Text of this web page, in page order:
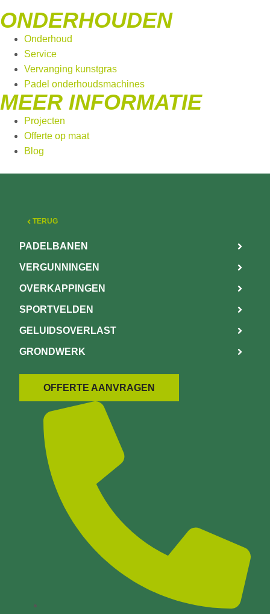
ONDERHOUDEN
Onderhoud
Service
Vervanging kunstgras
Padel onderhoudsmachines
MEER INFORMATIE
Projecten
Offerte op maat
Blog
TERUG
PADELBANEN
VERGUNNINGEN
OVERKAPPINGEN
SPORTVELDEN
GELUIDSOVERLAST
GRONDWERK
OFFERTE AANVRAGEN